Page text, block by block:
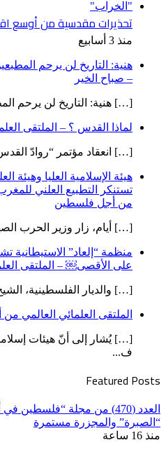
تحذيرات مقدسية من أوسع
منذ 3 أسابيع
هنية: التاريخ لن يرحم
– صباح الخير
[…] هنية: التاريخ لن يرحم
لماذا القدس ؟ – الملتقى
[…] انعقاد مؤتمر “روادّ
هيئة الإسلامية العليا وهيئة
تستنكر التطبيع العلني
من أجل فلسطين
[…] أيام، زار وزير الحرب
منظمة “إلعاد” الاستيطانية
على الأقصى￼ – الملتقى
[…] والديار الفلسطينية،
الملتقى العلمائي العالمي
[…] يُشار إلى أنّ هيئات
ف...
Featured Posts
العدد (470) من مجلة
“الصبرة” والمجزرة مستمرة
منذ 16 ساعة